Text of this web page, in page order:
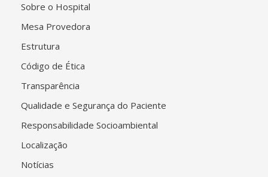
Sobre o Hospital
Mesa Provedora
Estrutura
Código de Ética
Transparência
Qualidade e Segurança do Paciente
Responsabilidade Socioambiental
Localização
Notícias